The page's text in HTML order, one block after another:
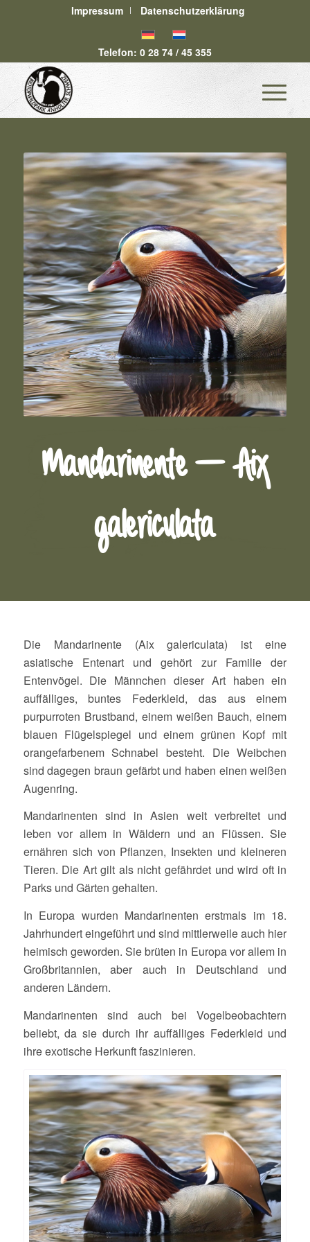
Impressum Datenschutzerklärung
Telefon: 0 28 74 / 45 355
Mandarinente – Aix
galericulata
Die Mandarinente (Aix galericulata) ist eine
asiatische Entenart und gehört zur Familie der
Entenvögel. Die Männchen dieser Art haben ein
auffälliges, buntes Federkleid, das aus einem
purpurroten Brustband, einem weißen Bauch, einem
blauen Flügelspiegel und einem grünen Kopf mit
orangefarbenem Schnabel besteht. Die Weibchen
sind dagegen braun gefärbt und haben einen weißen
Augenring.
Mandarinenten sind in Asien weit verbreitet und
leben vor allem in Wäldern und an Flüssen. Sie
ernähren sich von Pflanzen, Insekten und kleineren
Tieren. Die Art gilt als nicht gefährdet und wird oft in
Parks und Gärten gehalten.
In Europa wurden Mandarinenten erstmals im 18.
Jahrhundert eingeführt und sind mittlerweile auch hier
heimisch geworden. Sie brüten in Europa vor allem in
Großbritannien, aber auch in Deutschland und
anderen Ländern.
Mandarinenten sind auch bei Vogelbeobachtern
beliebt, da sie durch ihr auffälliges Federkleid und
ihre exotische Herkunft faszinieren.